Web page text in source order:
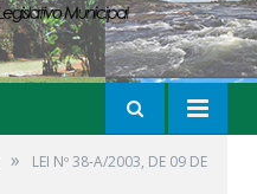
»
LEI Nº 38-A/2003, DE 09 DE